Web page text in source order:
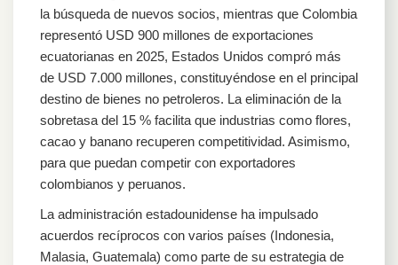
la búsqueda de nuevos socios, mientras que Colombia
representó USD 900 millones de exportaciones
ecuatorianas en 2025, Estados Unidos compró más
de USD 7.000 millones, constituyéndose en el principal
destino de bienes no petroleros. La eliminación de la
sobretasa del 15 % facilita que industrias como flores,
cacao y banano recuperen competitividad. Asimismo,
para que puedan competir con exportadores
colombianos y peruanos.
La administración estadounidense ha impulsado
acuerdos recíprocos con varios países (Indonesia,
Malasia, Guatemala) como parte de su estrategia de